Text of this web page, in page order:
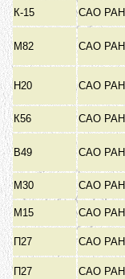
К-15
САО РАН
М82 САО РАН
Н20 САО РАН
К56
САО РАН
В49 САО РАН
М30
САО РАН
М15
САО РАН
П27
САО РАН
П27
САО РАН